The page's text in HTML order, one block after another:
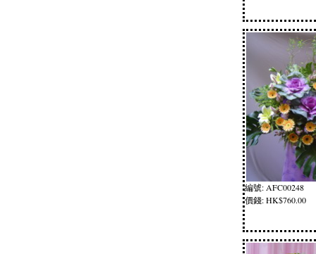
編號: AFC00248
價錢: HK$760.00